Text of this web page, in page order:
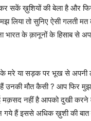
सकें ख़ुशियों की बेला है और
लिया तो सुनिए ऐसी गलती मत
भारत के क़ानूनों के हिसाब से
मरे या सड़क पर भूख से अपनी
हैं उनकी मौत कैसी ? आप
मक़सद नहीं है आपको दुखी
गये हैं इससे अधिक ख़ुशी की बात